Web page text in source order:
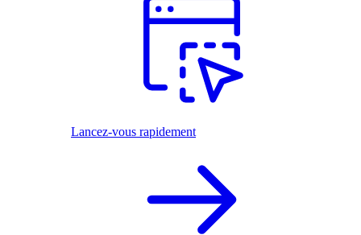
Lancez-vous rapidement